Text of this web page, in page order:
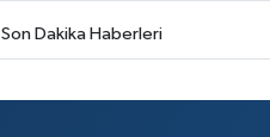
Son Dakika Haberleri